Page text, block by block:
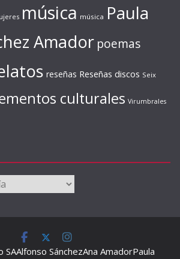
música música Paula
Amador poemas
reseñas Reseñas discos Seix
culturales Virumbrales
SAAlfonso SánchezAna AmadorPaula